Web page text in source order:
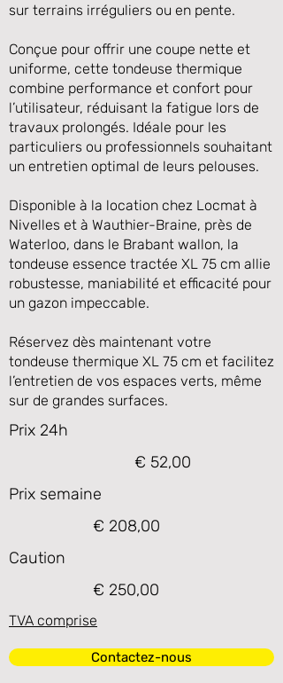
Précédente Suivante
sur terrains irréguliers ou en pente.
Conçue pour offrir une coupe nette et
uniforme, cette tondeuse thermique
combine performance et confort pour
l’utilisateur, réduisant la fatigue lors de
travaux prolongés. Idéale pour les
particuliers ou professionnels souhaitant
un entretien optimal de leurs pelouses.
Disponible à la location chez Locmat à
Nivelles et à Wauthier-Braine, près de
Waterloo, dans le Brabant wallon, la
tondeuse essence tractée XL 75 cm allie
robustesse, maniabilité et efficacité pour
un gazon impeccable.
Réservez dès maintenant votre
tondeuse thermique XL 75 cm et facilitez
l’entretien de vos espaces verts, même
sur de grandes surfaces.
Prix 24h
€ 52,00
Prix semaine
€ 208,00
Caution
€ 250,00
TVA comprise
Contactez-nous